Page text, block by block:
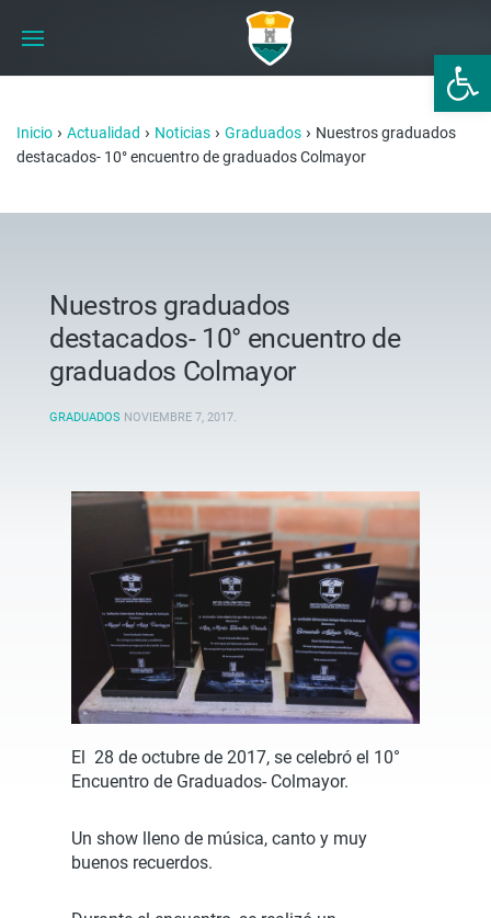
Abrir
Inicio › Actualidad › Noticias › Graduados › Nuestros graduados
destacados- 10° encuentro de graduados Colmayor
Nuestros graduados
destacados- 10° encuentro de
graduados Colmayor
GRADUADOS NOVIEMBRE 7, 2017.
El 28 de octubre de 2017, se celebró el 10°
Encuentro de Graduados- Colmayor.
Un show lleno de música, canto y muy
buenos recuerdos.